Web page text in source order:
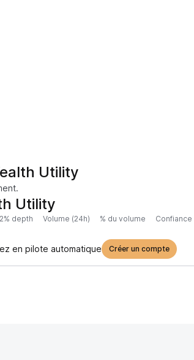
Utility
Utility
depth Volume (24h) % du volume Confiance
en pilote automatique Créer un compte